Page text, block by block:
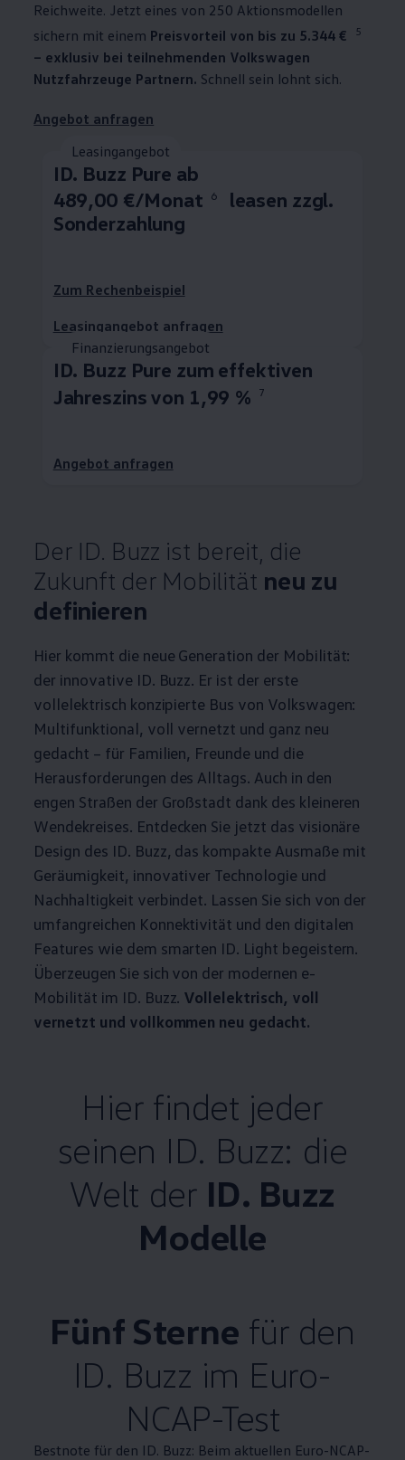
Reichweite. Jetzt eines von 250 Aktionsmodellen
sichern mit einem Preisvorteil von bis zu 5.344 € 5
– exklusiv bei teilnehmenden Volkswagen
Nutzfahrzeuge Partnern. Schnell sein lohnt sich.
Angebot anfragen
Leasingangebot
ID. Buzz Pure ab
489,00 €/Monat
6
leasen zzgl.
Sonderzahlung
Zum Rechenbeispiel
Leasingangebot anfragen
Finanzierungsangebot
ID. Buzz Pure zum effektiven
Jahreszins von 1,99 %
7
Angebot anfragen
Der ID. Buzz ist bereit, die
Zukunft der Mobilität neu zu
definieren
Hier kommt die neue Generation der Mobilität:
der innovative ID. Buzz. Er ist der erste
vollelektrisch konzipierte Bus von Volkswagen:
Multifunktional, voll vernetzt und ganz neu
gedacht – für Familien, Freunde und die
Herausforderungen des Alltags. Auch in den
engen Straßen der Großstadt dank des kleineren
Wendekreises. Entdecken Sie jetzt das visionäre
Design des ID. Buzz, das kompakte Ausmaße mit
Geräumigkeit, innovativer Technologie und
Nachhaltigkeit verbindet. Lassen Sie sich von der
umfangreichen Konnektivität und den digitalen
Features wie dem smarten ID. Light begeistern.
Überzeugen Sie sich von der modernen e-
Mobilität im ID. Buzz. Vollelektrisch, voll
vernetzt und vollkommen neu gedacht.
Hier findet jeder
seinen ID. Buzz: die
Welt der ID. Buzz
Modelle
Fünf Sterne für den
ID. Buzz im Euro-
NCAP-Test
Bestnote für den ID. Buzz: Beim aktuellen Euro-NCAP-